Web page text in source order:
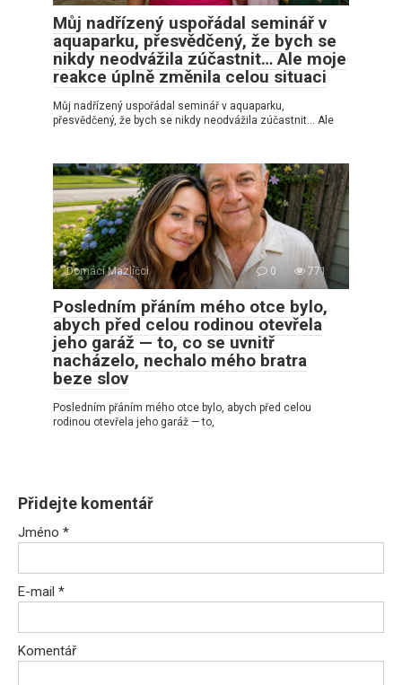
Můj nadřízený uspořádal seminář v
aquaparku, přesvědčený, že bych se
nikdy neodvážila zúčastnit… Ale moje
reakce úplně změnila celou situaci
Můj nadřízený uspořádal seminář v aquaparku,
přesvědčený, že bych se nikdy neodvážila zúčastnit… Ale
Domácí Mazlíčci 0 771
Posledním přáním mého otce bylo,
abych před celou rodinou otevřela
jeho garáž — to, co se uvnitř
nacházelo, nechalo mého bratra
beze slov
Posledním přáním mého otce bylo, abych před celou
rodinou otevřela jeho garáž — to,
Přidejte komentář
Jméno *
E-mail *
Komentář